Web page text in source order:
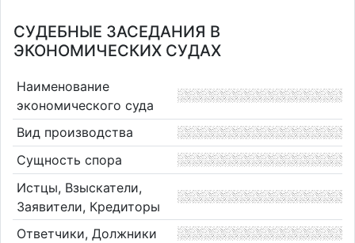
СУДЕБНЫЕ ЗАСЕДАНИЯ В
ЭКОНОМИЧЕСКИХ СУДАХ
Наименование
экономического суда
Вид производства
Сущность спора
Истцы, Взыскатели,
Заявители, Кредиторы
Ответчики, Должники